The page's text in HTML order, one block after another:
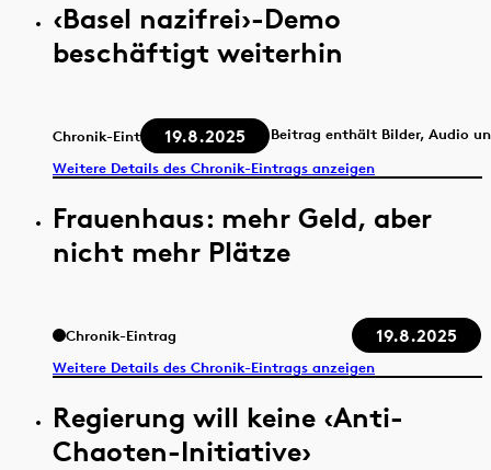
‹Basel nazifrei›-Demo
beschäftigt weiterhin
Chronik-Eintrag 19.8.2025
Beitrag enthält Bilder, Audio
Weitere Details des Chronik-Eintrags anzeigen
Frauenhaus: mehr Geld, aber
nicht mehr Plätze
Chronik-Eintrag 19.8.2025
Weitere Details des Chronik-Eintrags anzeigen
Regierung will keine ‹Anti-
Chaoten-Initiative›